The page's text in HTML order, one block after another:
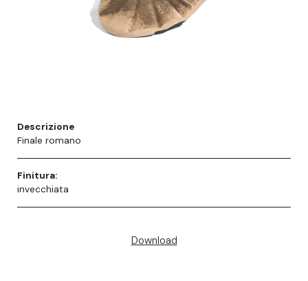
Descrizione
Finale romano
Finitura:
invecchiata
Download